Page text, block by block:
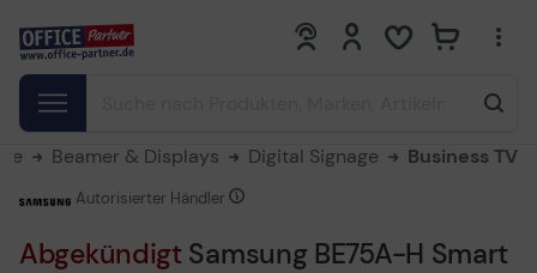
0 0
Beamer & Displays Digital Signage Business TV
AbgekündigtSamsung BE75A-H Smart
Autorisierter Händler